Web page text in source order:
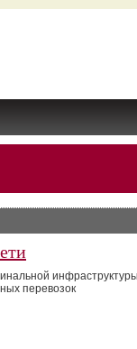
перевозок